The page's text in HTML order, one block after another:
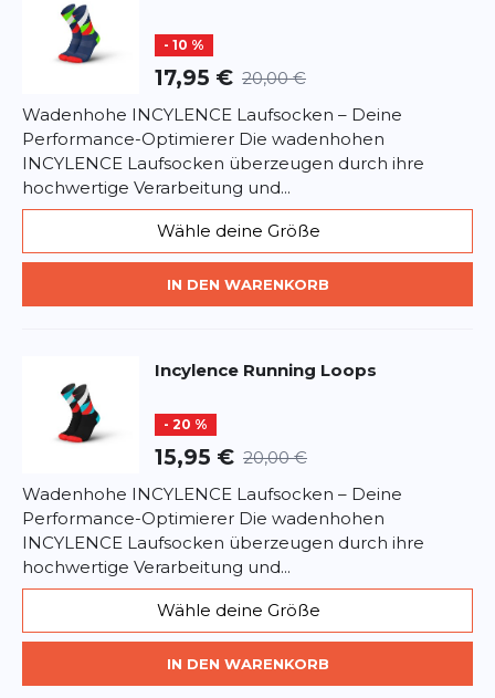
Dieses Formular ist durch reCAPTCHA geschützt – es gelten die
Datenschutzbestimmungen
- 10 %
17,95 € 20,00 €
Wadenhohe INCYLENCE Laufsocken – Deine
Performance-Optimierer Die wadenhohen
INCYLENCE Laufsocken überzeugen durch ihre
hochwertige Verarbeitung und...
Wähle deine Größe
IN DEN WARENKORB
Incylence Running Loops
- 20 %
15,95 € 20,00 €
Wadenhohe INCYLENCE Laufsocken – Deine
Performance-Optimierer Die wadenhohen
INCYLENCE Laufsocken überzeugen durch ihre
hochwertige Verarbeitung und...
Wähle deine Größe
IN DEN WARENKORB